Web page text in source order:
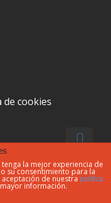
de cookies
la mejor experiencia de
su consentimiento para la
de nuestra política
información.